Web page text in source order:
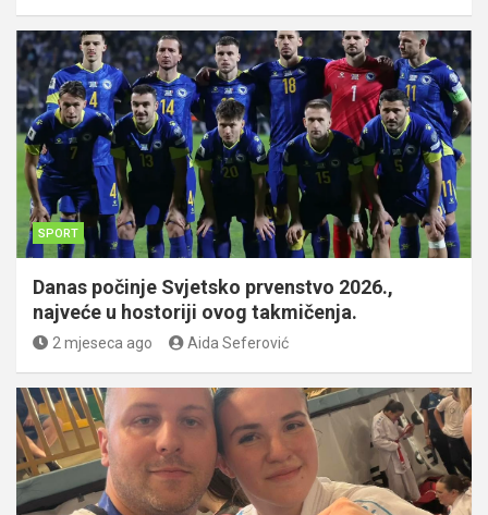
SPORT
Danas počinje Svjetsko prvenstvo 2026.,
najveće u hostoriji ovog takmičenja.
2 mjeseca ago Aida Seferović